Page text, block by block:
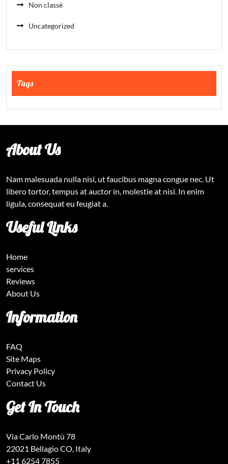
Non classé
Uncategorized
Tags
About Us
Nam malesuada nulla nisi, ut faucibus magna congue nec. Ut
libero tortor, tempus at auctor in, molestie at nisi. In enim
ligula, consequat eu feugiat a.
Useful Links
Home
services
Reviews
About Us
Information
FAQ
Site Maps
Privacy Policy
Contact Us
Get In Touch
Via Carlo Montù 78
22021 Bellagio CO, Italy
+11 6254 7855